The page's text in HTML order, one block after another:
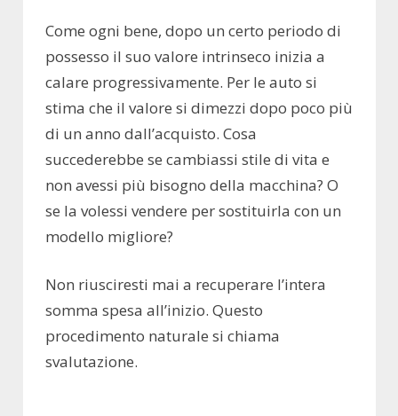
Come ogni bene, dopo un certo periodo di
possesso il suo valore intrinseco inizia a
calare progressivamente. Per le auto si
stima che il valore si dimezzi dopo poco più
di un anno dall’acquisto. Cosa
succederebbe se cambiassi stile di vita e
non avessi più bisogno della macchina? O
se la volessi vendere per sostituirla con un
modello migliore?
Non riusciresti mai a recuperare l’intera
somma spesa all’inizio. Questo
procedimento naturale si chiama
svalutazione.